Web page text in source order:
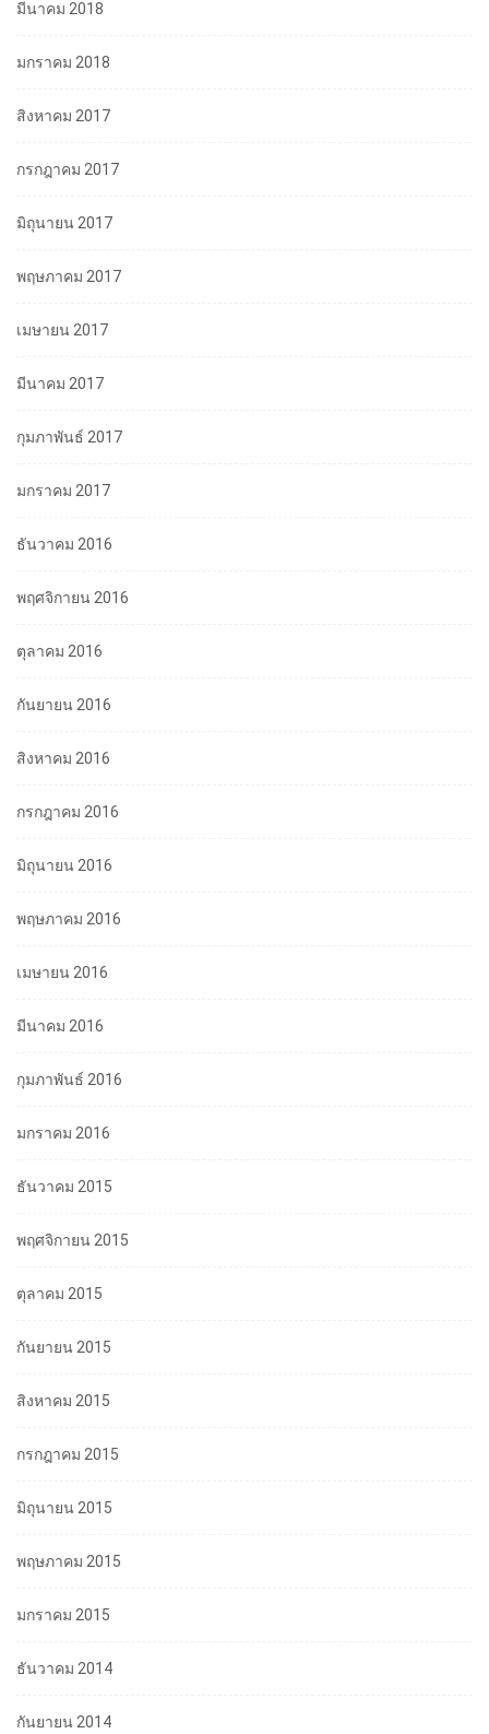
มีนาคม 2018
มกราคม 2018
สิงหาคม 2017
กรกฎาคม 2017
มิถุนายน 2017
พฤษภาคม 2017
เมษายน 2017
มีนาคม 2017
กุมภาพันธ์ 2017
มกราคม 2017
ธันวาคม 2016
พฤศจิกายน 2016
ตุลาคม 2016
กันยายน 2016
สิงหาคม 2016
กรกฎาคม 2016
มิถุนายน 2016
พฤษภาคม 2016
เมษายน 2016
มีนาคม 2016
กุมภาพันธ์ 2016
มกราคม 2016
ธันวาคม 2015
พฤศจิกายน 2015
ตุลาคม 2015
กันยายน 2015
สิงหาคม 2015
กรกฎาคม 2015
มิถุนายน 2015
พฤษภาคม 2015
มกราคม 2015
ธันวาคม 2014
กันยายน 2014